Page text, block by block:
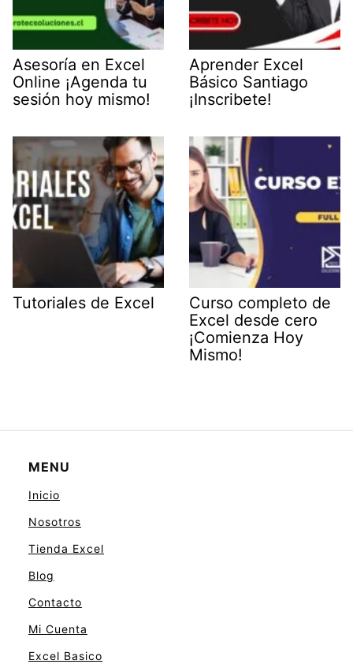
Asesoría en Excel
Online ¡Agenda tu
sesión hoy mismo!
Aprender Excel
Básico Santiago
¡Inscribete!
Tutoriales de Excel
Curso completo de
Excel desde cero
¡Comienza Hoy
Mismo!
MENU
Inicio
Nosotros
Tienda Excel
Blog
Contacto
Mi Cuenta
Excel Basico